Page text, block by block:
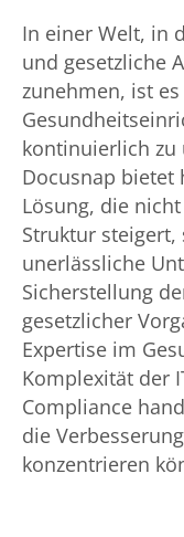
In einer Welt, in
und gesetzliche
zunehmen, ist
kontinuierlich
Docusnap bietet
Lösung, die
Struktur
unerlässliche
Sicherstellung
gesetzlicher
Expertise im
Komplexität der
Compliance
die
konzentrieren